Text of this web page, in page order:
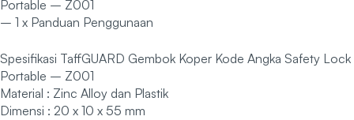
Portable – Z001
– 1 x Panduan Penggunaan
Spesifikasi TaffGUARD Gembok Koper Kode Angka Safety Lock
Portable – Z001
Material : Zinc Alloy dan Plastik
Dimensi : 20 x 10 x 55 mm